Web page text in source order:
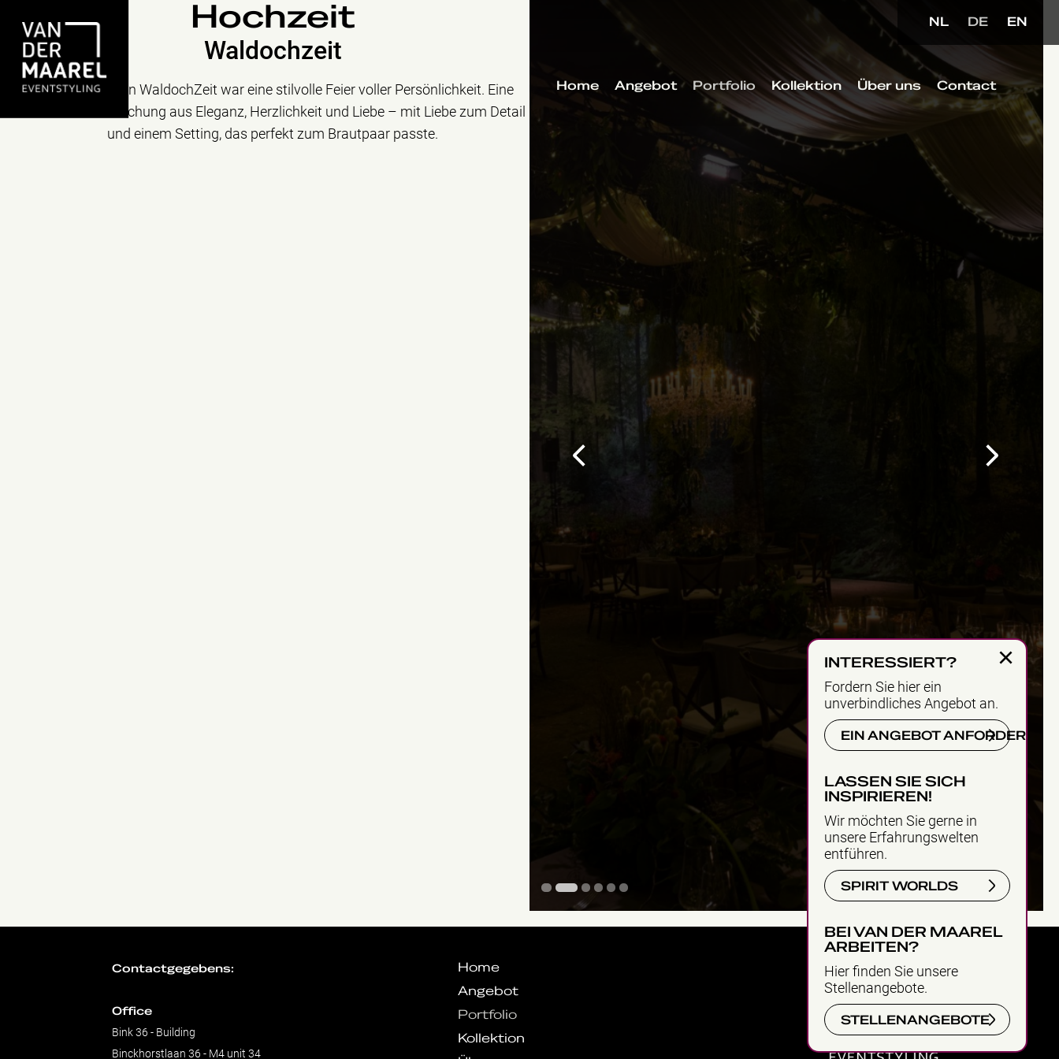
NL DE EN
Home Angebot Portfolio Kollektion Über uns Contact
×
INTERESSIERT?
Fordern Sie hier ein
unverbindliches Angebot an.
EIN ANGEBOT ANFORDERN
LASSEN SIE SICH
INSPIRIEREN!
Wir möchten Sie gerne in
unsere Erfahrungswelten
entführen.
SPIRIT WORLDS
BEI VAN DER MAAREL
ARBEITEN?
Hier finden Sie unsere
Stellenangebote.
STELLENANGEBOTE
Hochzeit
Waldochzeit
Die Hochzeit von WaldochZeit war eine stilvolle Feier voller Persönlichkeit. Eine
harmonische Mischung aus Eleganz, Herzlichkeit und Liebe – mit Liebe zum Detail
und einem Setting, das perfekt zum Brautpaar passte.
1 2 3 4 5 6
Contactgegebens:
Office
Bink 36 - Building
Binckhorstlaan 36 - M4 unit 34
Home
Angebot
Portfolio
Kollektion